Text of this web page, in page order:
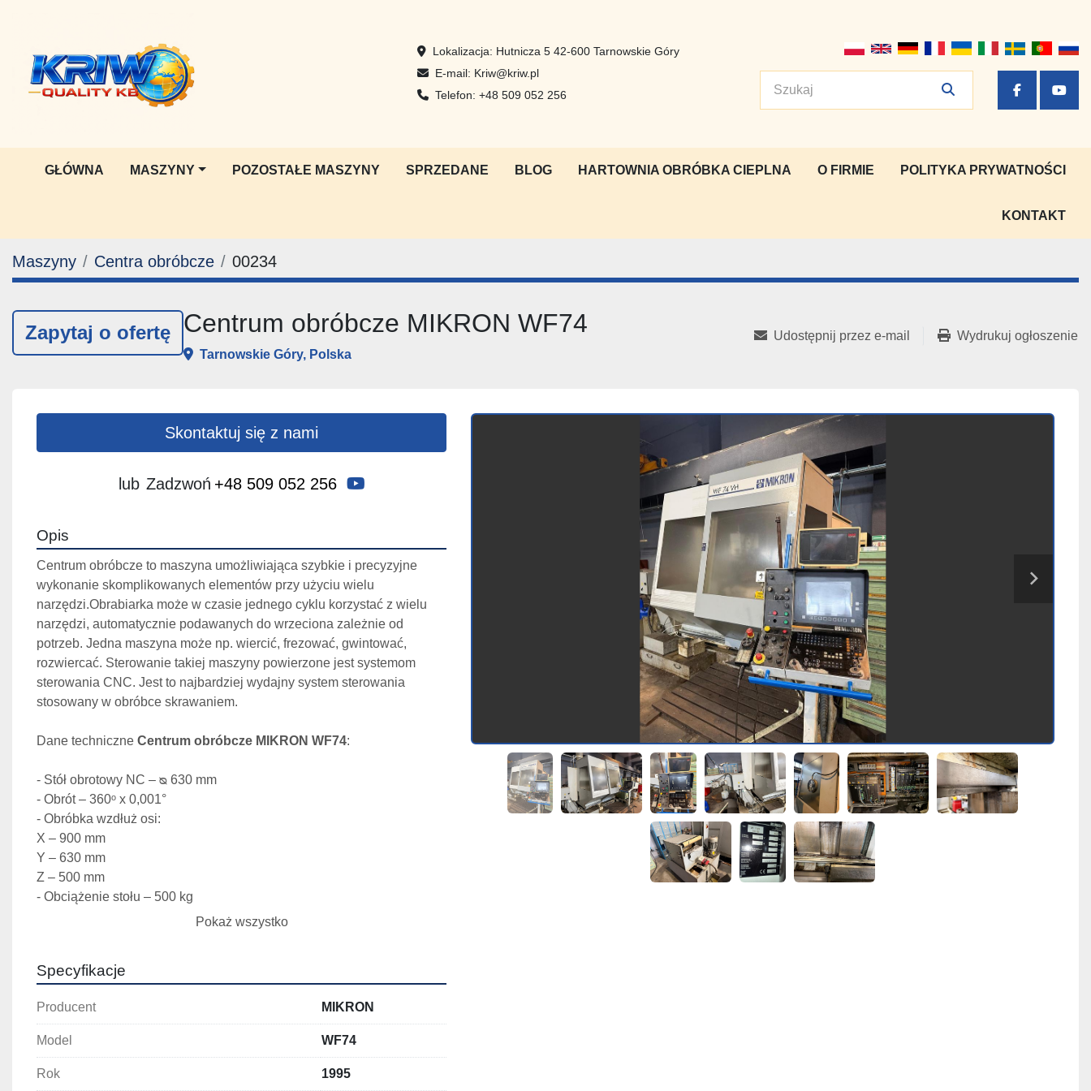
Lokalizacja: Hutnicza 5 42-600 Tarnowskie Góry
E-mail: Kriw@kriw.pl
Telefon: +48 509 052 256 facebook
GŁÓWNA MASZYNY POZOSTAŁE MASZYNY SPRZEDANE BLOG HARTOWNIA OBRÓBKA CIEPLNA O FIRMIE POLITYKA PRYWATNOŚCI
KONTAKT
Maszyny Centra obróbcze 00234
Zapytaj o ofertę Centrum obróbcze MIKRON WF74
Tarnowskie Góry, Polska
Udostępnij przez e-mail Wydrukuj ogłoszenie
Skontaktuj się z nami
lub Zadzwoń +48 509 052 256 youtube
Opis
Centrum obróbcze to maszyna umożliwiająca szybkie i precyzyjne
wykonanie skomplikowanych elementów przy użyciu wielu
narzędzi.Obrabiarka może w czasie jednego cyklu korzystać z wielu
narzędzi, automatycznie podawanych do wrzeciona zależnie od
potrzeb. Jedna maszyna może np. wiercić, frezować, gwintować,
rozwiercać. Sterowanie takiej maszyny powierzone jest systemom
sterowania CNC. Jest to najbardziej wydajny system sterowania
stosowany w obróbce skrawaniem.
Dane techniczne Centrum obróbcze MIKRON WF74:
- Stół obrotowy NC – ᴓ 630 mm
- Obrót – 360ᵒ x 0,001°
- Obróbka wzdłuż osi:
X – 900 mm
Y – 630 mm
Z – 500 mm
- Obciążenie stołu – 500 kg
- Automatyczne przełączanie wrzeciona z pozycji poziomej/pionowej
- Moc – 15 kW, 4-biegowa przekładnia
- Średnica narzędzia – 80/140 mm
- Długość – 200 mm
- Układ chłodzenia z filtracją
Pokaż wszystko
Specyfikacje
Producent MIKRON
Model WF74
Rok 1995